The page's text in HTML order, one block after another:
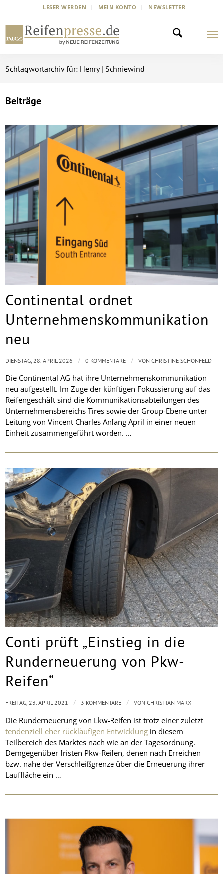
LESER WERDEN MEIN KONTO NEWSLETTER
Schlagwortarchiv für: Henry | Schniewind
Beiträge
Continental ordnet
Unternehmenskommunikation
neu
Die Continental AG hat ihre Unternehmenskommunikation
neu aufgestellt. Im Zuge der künftigen Fokussierung auf das
Reifengeschäft sind die Kommunikationsabteilungen des
Unternehmensbereichs Tires sowie der Group-Ebene unter
Leitung von Vincent Charles Anfang April in einer neuen
Einheit zusammengeführt worden. …
DIENSTAG, 28. APRIL 2026 / 0 KOMMENTARE / VONCHRISTINE SCHÖNFELD
Conti prüft „Einstieg in die
Runderneuerung von Pkw-
Reifen“
Die Runderneuerung von Lkw-Reifen ist trotz einer zuletzt
tendenziell eher rückläufigen Entwicklung in diesem
Teilbereich des Marktes nach wie an der Tagesordnung.
Demgegenüber fristen Pkw-Reifen, denen nach Erreichen
bzw. nahe der Verschleißgrenze über die Erneuerung ihrer
Lauffläche ein …
FREITAG, 23. APRIL 2021 / 3 KOMMENTARE / VONCHRISTIAN MARX